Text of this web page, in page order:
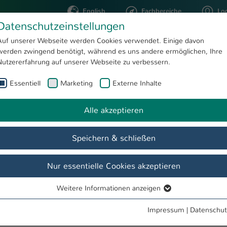
English Fachbereiche
STUDIUM FORSCHUNG
Transfer und Vernetzung Workshop 2019
Projekte und Maßnahmen Monitoring
Projektes
der Technischen
Workshop zum Thema „Maßnahmen für den Studierenden-
unserer Webseite werden Cookies verwendet. Einige davon
zwingend benötigt, während es uns andere ermöglichen, Ihre
auf unserer Webseite zu verbessern.
Essentiell Marketing Externe Inhalte
Alle akzeptieren
Speichern & schließen
Nur essentielle Cookies akzeptieren
Essentielle Cookies werden für grundlegende Funktionen der
Weitere Informationen anzeigen
Impressum |